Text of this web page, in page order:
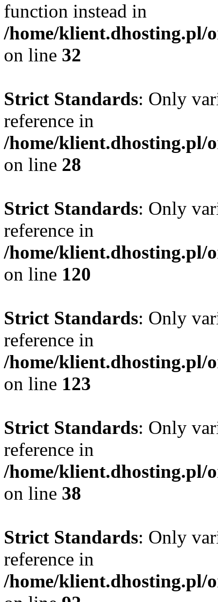
function instead in
/home/klient.dhosting.pl/
on line 32
Strict Standards: Only
reference in
/home/klient.dhosting.pl/
on line 28
Strict Standards: Only
reference in
/home/klient.dhosting.pl/
on line 120
Strict Standards: Only
reference in
/home/klient.dhosting.pl/
on line 123
Strict Standards: Only
reference in
/home/klient.dhosting.pl/
on line 38
Strict Standards: Only
reference in
/home/klient.dhosting.pl/